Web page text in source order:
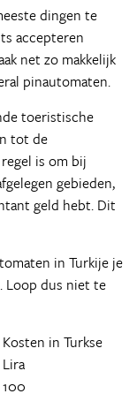
dingen te
accepteren
net zo makkelijk
pinautomaten.
toeristische
tot de
is om bij
gebieden,
geld hebt. Dit
in Turkije je
Loop dus niet te
Kosten in Turkse
Lira
100